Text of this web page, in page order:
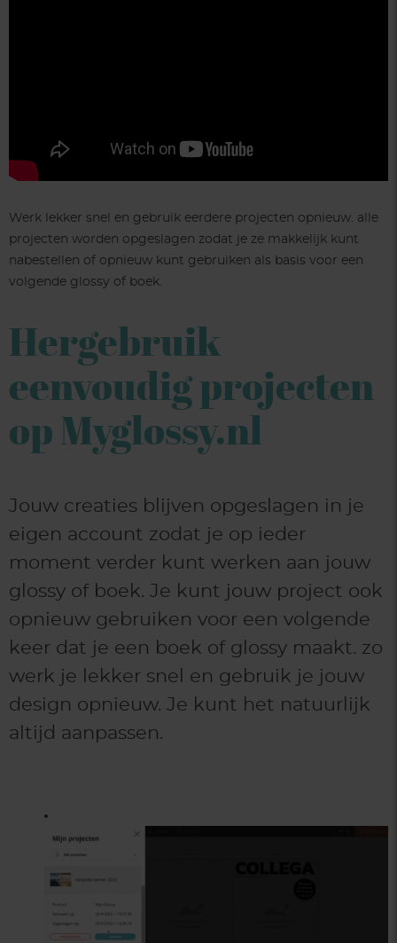
Werk lekker snel en gebruik eerdere projecten opnieuw. alle
projecten worden opgeslagen zodat je ze makkelijk kunt
nabestellen of opnieuw kunt gebruiken als basis voor een
volgende glossy of boek.
Hergebruik
eenvoudig projecten
op Myglossy.nl
Jouw creaties blijven opgeslagen in je
eigen account zodat je op ieder
moment verder kunt werken aan jouw
glossy of boek. Je kunt jouw project ook
opnieuw gebruiken voor een volgende
keer dat je een boek of glossy maakt. zo
werk je lekker snel en gebruik je jouw
design opnieuw. Je kunt het natuurlijk
altijd aanpassen.